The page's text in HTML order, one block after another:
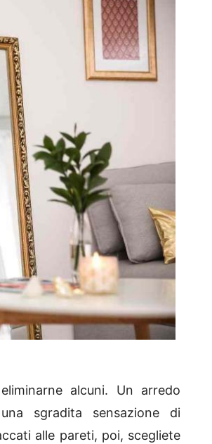
alcuni. Un arredo
sgradita sensazione di
alle pareti, poi, scegliete